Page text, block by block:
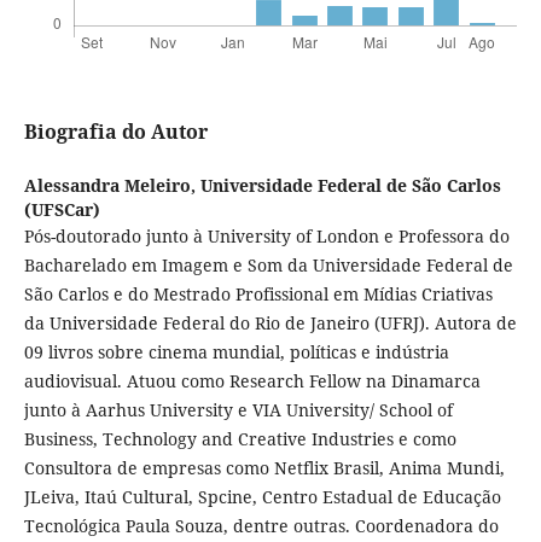
Biografia do Autor
Alessandra Meleiro, Universidade Federal de São Carlos
(UFSCar)
Pós-doutorado junto à University of London e Professora do
Bacharelado em Imagem e Som da Universidade Federal de
São Carlos e do Mestrado Profissional em Mídias Criativas
da Universidade Federal do Rio de Janeiro (UFRJ). Autora de
09 livros sobre cinema mundial, políticas e indústria
audiovisual. Atuou como Research Fellow na Dinamarca
junto à Aarhus University e VIA University/ School of
Business, Technology and Creative Industries e como
Consultora de empresas como Netflix Brasil, Anima Mundi,
JLeiva, Itaú Cultural, Spcine, Centro Estadual de Educação
Tecnológica Paula Souza, dentre outras. Coordenadora do